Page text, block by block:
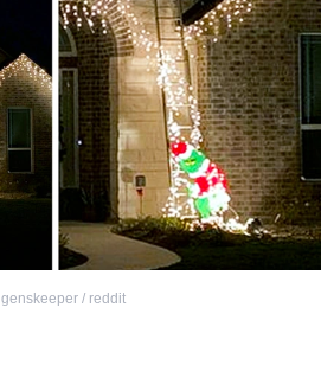
genskeeper / reddit